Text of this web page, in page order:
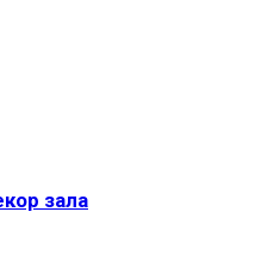
зала